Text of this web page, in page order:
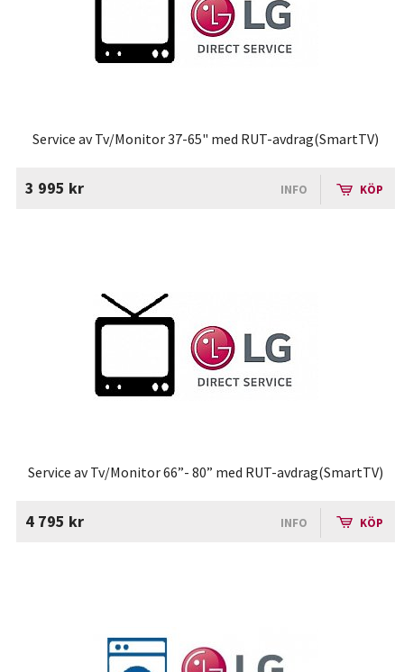
Service av Tv/Monitor 37-65" med RUT-avdrag(SmartTV)
3 995 kr INFO KÖP
Service av Tv/Monitor 66”- 80” med RUT-avdrag(SmartTV)
4 795 kr INFO KÖP